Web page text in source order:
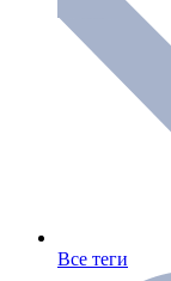
Все теги